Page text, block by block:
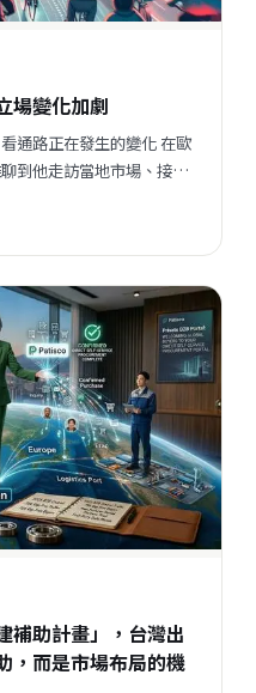
場變化加劇
通路正在發生的變化 在歐
到他走訪當地市場、接觸
而在於它來自實際市場互
、通路與服務現場接觸，
受到的變化。 這次討論
的重點： 市場不是完全沒
改變。 客戶不是只看產品
能被順利理解與採用。 通
角色與價值的重新確認。
、報價、等待詢問的方式
的新機會。 這些變化不只
次被我們清楚看見的一個
只是新車不再排第一 這次
號，是新車銷售明顯不像
需求仍然存在，甚至在部
的情況。 這件事不能簡化
就...
補助計畫」，台灣出
，而是市場布局的機